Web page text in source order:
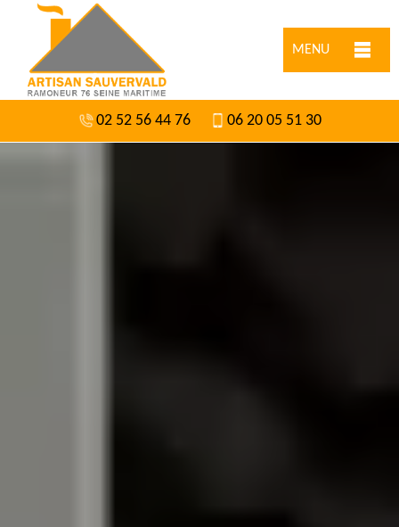
MENU
02 52 56 44 76 06 20 05 51 30